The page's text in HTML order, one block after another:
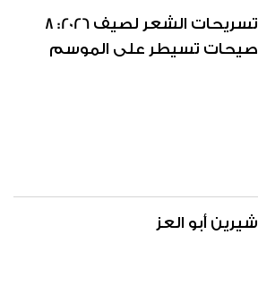
تسريحات الشعر لصيف 2026: 8
صيحات تسيطر على الموسم
شيرين أبو العز